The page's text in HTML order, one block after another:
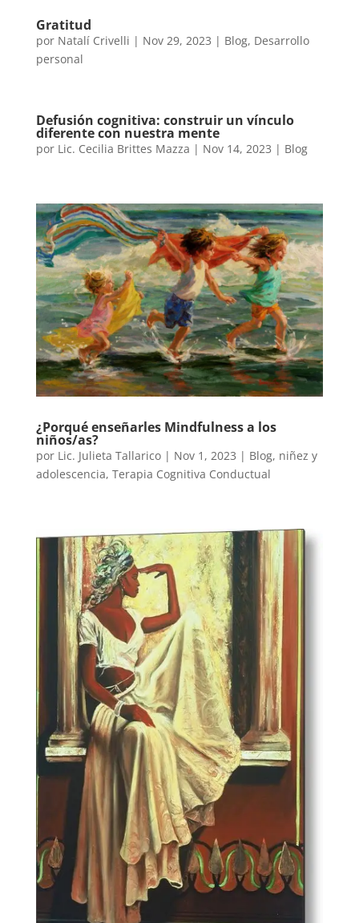
Gratitud
por Natalí Crivelli | Nov 29, 2023 | Blog, Desarrollo
personal
Defusión cognitiva: construir un vínculo
diferente con nuestra mente
por Lic. Cecilia Brittes Mazza | Nov 14, 2023 | Blog
¿Porqué enseñarles Mindfulness a los
niños/as?
por Lic. Julieta Tallarico| Nov 1, 2023 | Blog, niñez y
adolescencia, Terapia Cognitiva Conductual